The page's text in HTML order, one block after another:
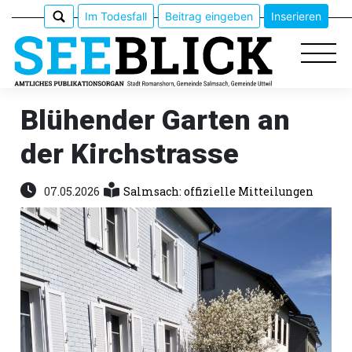
Epaper
Veranstaltungen
Erlebnisführer
App
Im Todesfall Beitrag eingeben Inserieren
Blühender Garten an
der Kirchstrasse
07.05.2026 Salmsach: offizielle Mitteilungen